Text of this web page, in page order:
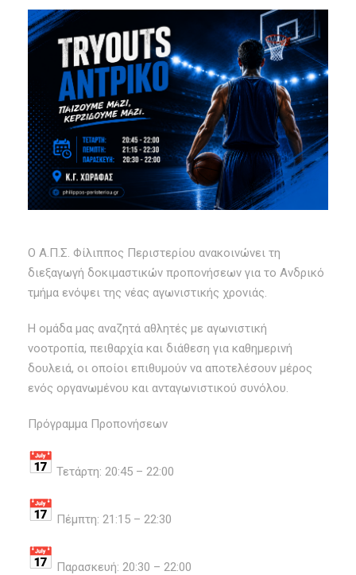
Ο Α.Π.Σ. Φίλιππος Περιστερίου ανακοινώνει τη
διεξαγωγή δοκιμαστικών προπονήσεων για το Ανδρικό
τμήμα ενόψει της νέας αγωνιστικής χρονιάς.
Η ομάδα μας αναζητά αθλητές με αγωνιστική
νοοτροπία, πειθαρχία και διάθεση για καθημερινή
δουλειά, οι οποίοι επιθυμούν να αποτελέσουν μέρος
ενός οργανωμένου και ανταγωνιστικού συνόλου.
Πρόγραμμα Προπονήσεων
Τετάρτη: 20:45 – 22:00
Πέμπτη: 21:15 – 22:30
Παρασκευή: 20:30 – 22:00